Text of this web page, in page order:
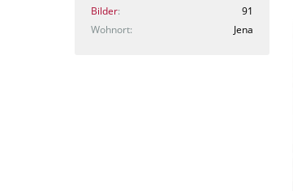
Bilder
91
Wohnort
Jena